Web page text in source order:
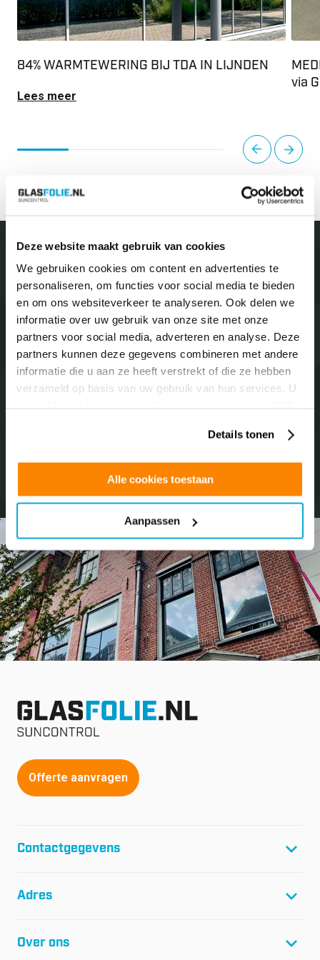
Deze website maakt gebruik van cookies
We gebruiken cookies om content en advertenties te
personaliseren, om functies voor social media te bieden
en om ons websiteverkeer te analyseren. Ook delen we
informatie over uw gebruik van onze site met onze
partners voor social media, adverteren en analyse. Deze
partners kunnen deze gegevens combineren met andere
informatie die u aan ze heeft verstrekt of die ze hebben
verzameld op basis van uw gebruik van hun services. U
Details tonen
Alle cookies toestaan
Aanpassen
84% WARMTEWERING BIJ TDA IN LIJNDEN
Lees meer
via
van
GLS
prev
next
Neem vrijblijvendcontact
op met ons!
Bent u nieuwsgierig naar wat wij allemaal voor u kunnen
betekenen? Neem dan contact met ons op en wij
informeren u over de mogelijkheden.
+31(0)299 460445
Offerte aanvragen
Contactgegevens
F: +31(0)299-64 01 61
Adres
Netwerk 20
Over ons